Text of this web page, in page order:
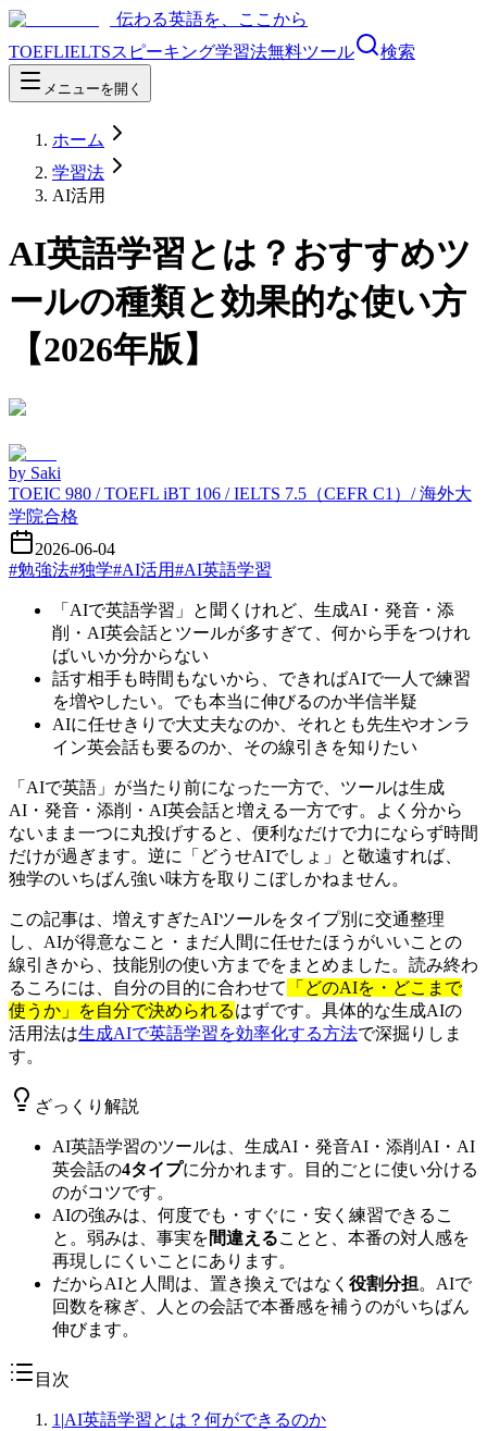
伝わる英語を、ここから
TOEFLIELTSスピーキング学習法無料ツール 検索
メニューを開く
ホーム
学習法
AI活用
AI英語学習とは？おすすめツ
ールの種類と効果的な使い方
【2026年版】
by Saki
TOEIC 980 / TOEFL iBT 106 / IELTS 7.5（CEFR C1）/ 海外大
学院合格
2026-06-04
#勉強法#独学#AI活用#AI英語学習
「AIで英語学習」と聞くけれど、生成AI・発音・添
削・AI英会話とツールが多すぎて、何から手をつけれ
ばいいか分からない
話す相手も時間もないから、できればAIで一人で練習
を増やしたい。でも本当に伸びるのか半信半疑
AIに任せきりで大丈夫なのか、それとも先生やオンラ
イン英会話も要るのか、その線引きを知りたい
「AIで英語」が当たり前になった一方で、ツールは生成
AI・発音・添削・AI英会話と増える一方です。よく分から
ないまま一つに丸投げすると、便利なだけで力にならず時間
だけが過ぎます。逆に「どうせAIでしょ」と敬遠すれば、
独学のいちばん強い味方を取りこぼしかねません。
この記事は、増えすぎたAIツールをタイプ別に交通整理
し、AIが得意なこと・まだ人間に任せたほうがいいことの
線引きから、技能別の使い方までをまとめました。読み終わ
るころには、自分の目的に合わせて
「どのAIを・どこまで
使うか」を自分で決められるはずです。具体的な生成AIの
活用法は生成AIで英語学習を効率化する方法で深掘りしま
す。
ざっくり解説
AI英語学習のツールは、生成AI・発音AI・添削AI・AI
英会話の4タイプに分かれます。目的ごとに使い分ける
のがコツです。
AIの強みは、何度でも・すぐに・安く練習できるこ
と。弱みは、事実を間違えることと、本番の対人感を
再現しにくいことにあります。
だからAIと人間は、置き換えではなく 役割分担。AIで
回数を稼ぎ、人との会話で本番感を補うのがいちばん
伸びます。
目次
1 |AI英語学習とは？何ができるのか